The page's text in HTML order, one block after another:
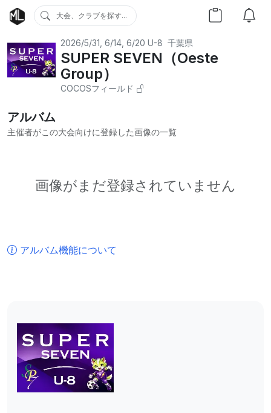
大会、クラブを探す...
2026/5/31, 6/14, 6/20 U-8 千葉県
SUPER SEVEN（Oeste
Group）
COCOSフィールド
アルバム
主催者がこの大会向けに登録した画像の一覧
画像がまだ登録されていません
アルバム機能について